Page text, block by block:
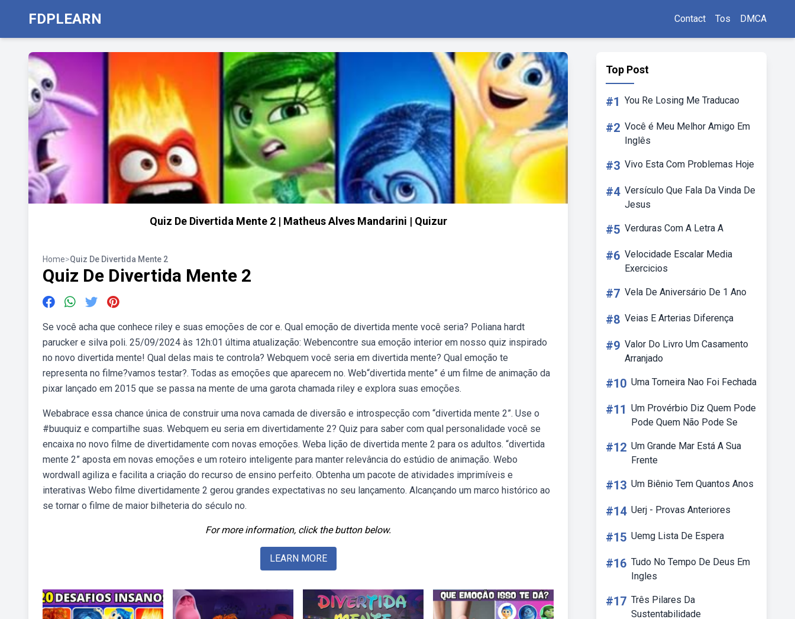
FDPLEARN Contact Tos DMCA
Quiz De Divertida Mente 2 | Matheus Alves Mandarini | Quizur
Home>Quiz De Divertida Mente 2
Quiz De Divertida Mente 2
Se você acha que conhece riley e suas emoções de cor e. Qual emoção de divertida mente você seria? Poliana hardt
parucker e silva poli. 25/09/2024 às 12h:01 última atualização: Webencontre sua emoção interior em nosso quiz inspirado
no novo divertida mente! Qual delas mais te controla? Webquem você seria em divertida mente? Qual emoção te
representa no filme?vamos testar?. Todas as emoções que aparecem no. Web“divertida mente” é um filme de animação da
pixar lançado em 2015 que se passa na mente de uma garota chamada riley e explora suas emoções.
Webabrace essa chance única de construir uma nova camada de diversão e introspecção com “divertida mente 2”. Use o
#buuquiz e compartilhe suas. Webquem eu seria em divertidamente 2? Quiz para saber com qual personalidade você se
encaixa no novo filme de divertidamente com novas emoções. Weba lição de divertida mente 2 para os adultos. “divertida
mente 2” aposta em novas emoções e um roteiro inteligente para manter relevância do estúdio de animação. Webo
wordwall agiliza e facilita a criação do recurso de ensino perfeito. Obtenha um pacote de atividades imprimíveis e
interativas Webo filme divertidamente 2 gerou grandes expectativas no seu lançamento. Alcançando um marco histórico ao
se tornar o filme de maior bilheteria do século no.
For more information, click the button below.
LEARN MORE
Top Post
#1 You Re Losing Me Traducao
#2 Você é Meu Melhor Amigo Em
Inglês
#3 Vivo Esta Com Problemas Hoje
#4 Versículo Que Fala Da Vinda De
Jesus
#5 Verduras Com A Letra A
#6 Velocidade Escalar Media
Exercicios
#7 Vela De Aniversário De 1 Ano
#8 Veias E Arterias Diferença
#9 Valor Do Livro Um Casamento
Arranjado
#10 Uma Torneira Nao Foi Fechada
#11 Um Provérbio Diz Quem Pode
Pode Quem Não Pode Se
#12 Um Grande Mar Está A Sua
Frente
#13 Um Biênio Tem Quantos Anos
#14 Uerj - Provas Anteriores
#15 Uemg Lista De Espera
#16 Tudo No Tempo De Deus Em
Ingles
#17 Três Pilares Da
Sustentabilidade